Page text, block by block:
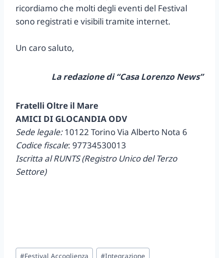
ricordiamo che molti degli eventi del Festival
sono registrati e visibili tramite internet.
Un caro saluto,
La redazione di “Casa Lorenzo News”
Fratelli Oltre il Mare
AMICI DI GLOCANDIA ODV
Sede legale:10122 Torino Via Alberto Nota 6
Codice fiscale: 97734530013
Iscritta al RUNTS (Registro Unico del Terzo
Settore)
Tag
#Festival Accoglienza #Integrazione